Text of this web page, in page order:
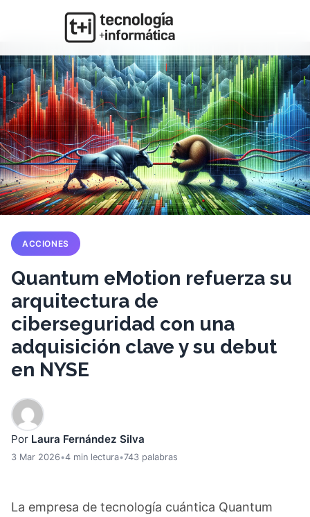
ACCIONES
Quantum eMotion refuerza su
arquitectura de
ciberseguridad con una
adquisición clave y su debut
en NYSE
Por Laura Fernández Silva
3 Mar 2026•4 min lectura•743 palabras
La empresa de tecnología cuántica Quantum